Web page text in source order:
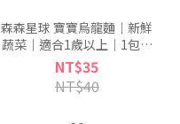
森森星球 寶寶烏龍麵｜新鮮
蔬菜｜適合1歲以上｜1包入
(100g)｜冷凍
NT$35
NT$40